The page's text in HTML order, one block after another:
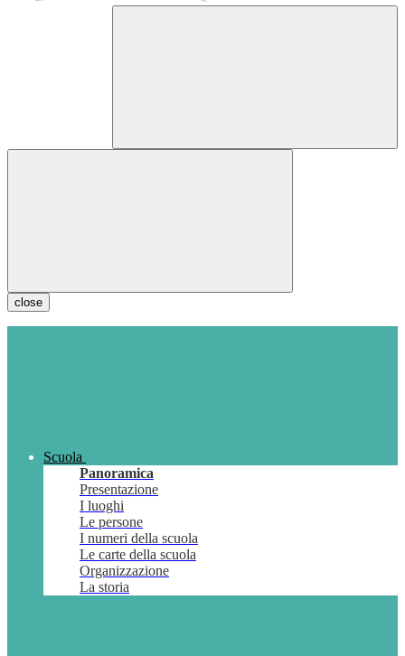
close
Scuola
Panoramica
Presentazione
I luoghi
Le persone
I numeri della scuola
Le carte della scuola
Organizzazione
La storia